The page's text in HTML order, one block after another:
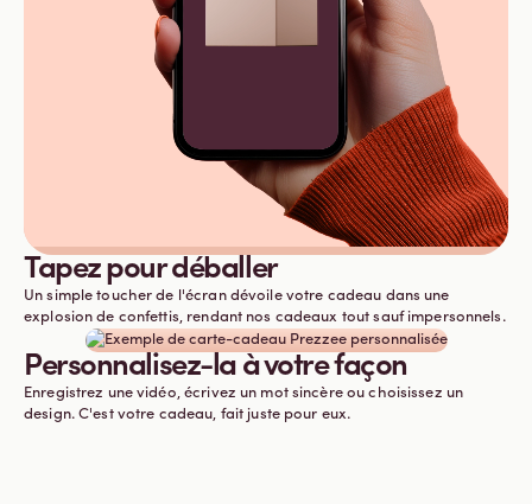
Tapez pour déballer
Un simple toucher de l'écran dévoile votre cadeau dans une
explosion de confettis, rendant nos cadeaux tout sauf impersonnels.
Personnalisez-la à votre façon
Enregistrez une vidéo, écrivez un mot sincère ou choisissez un
design. C'est votre cadeau, fait juste pour eux.